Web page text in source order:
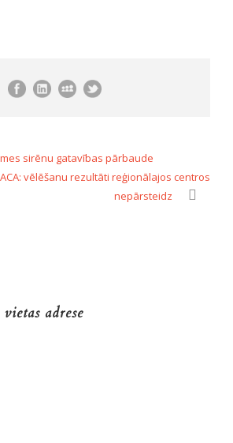
sirēnu gatavības pārbaude
vēlēšanu rezultāti reģionālajos centros
nepārsteidz
adrese